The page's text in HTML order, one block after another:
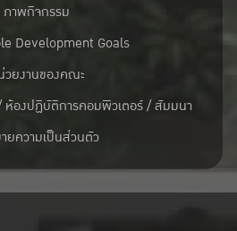
ภาพกิจกรรม
Development Goals
วยงานของคณะ
ห้องปฏิบัติการคอมพิวเตอร์ / สัมมนา
ยความเป็นส่วนตัว